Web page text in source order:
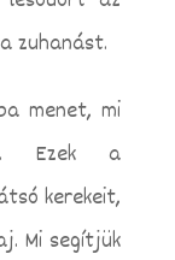
zuhanást.
menet, mi
Ezek a
kerekeit,
Mi segítjük